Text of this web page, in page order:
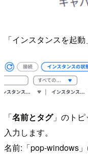
「インスタンスを起
「名前とタグ」のト
入力します。
名前:「pop-windows